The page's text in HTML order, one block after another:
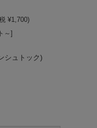
¥1,700)
～]
シュトック)